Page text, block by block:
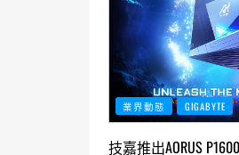
業界動態 GIGABYTE
技嘉推出AORUS